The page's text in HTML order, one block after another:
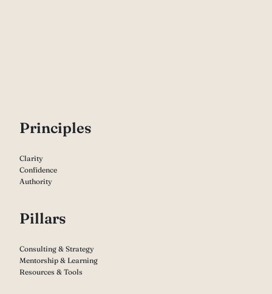
Principles
Clarity
Confidence
Authority
Pillars
Consulting & Strategy
Mentorship & Learning
Resources & Tools